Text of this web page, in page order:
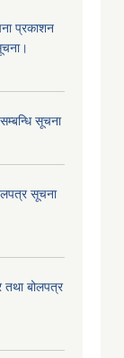
प्रकाशन
सूचना
सूचना
तथा बोलपत्र